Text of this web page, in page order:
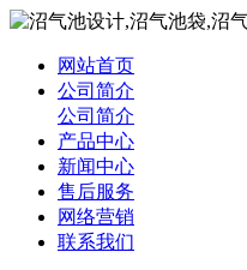
网站首页
公司简介
公司简介
产品中心
新闻中心
售后服务
网络营销
联系我们